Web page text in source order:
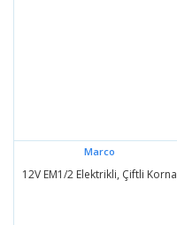
Marco
12V EM1/2 Elektrikli, Çiftli Korna